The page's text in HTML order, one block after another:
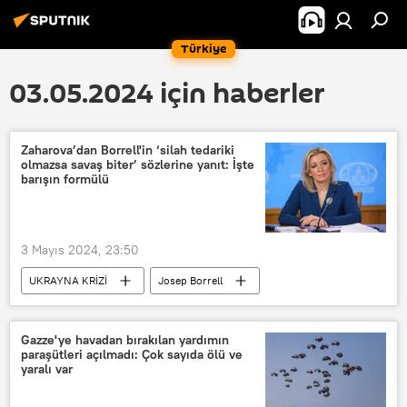
Türkiye
03.05.2024 için haberler
Zaharova’dan Borrell'in ‘silah tedariki
olmazsa savaş biter’ sözlerine yanıt: İşte
barışın formülü
3 Mayıs 2024, 23:50
UKRAYNA KRİZİ
Josep Borrell
Mariya Zaharova
Batı
Ukrayna
Kiev
Teslim olma
Savaş
silah tedariki
Gazze'ye havadan bırakılan yardımın
paraşütleri açılmadı: Çok sayıda ölü ve
yaralı var